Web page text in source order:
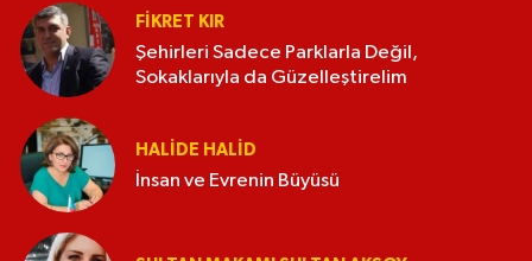
FIKRET KIR
Şehirleri Sadece Parklarla Değil,
Sokaklarıyla da Güzelleştirelim
HALIDE HALID
İnsan ve Evrenin Büyüsü